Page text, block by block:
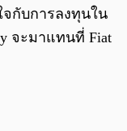
จกับการลงทุนใน
จะมาแทนที่ Fiat